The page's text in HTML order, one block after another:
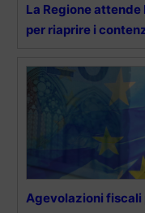
La Regione
per riaprire i
Agevolazioni fiscali